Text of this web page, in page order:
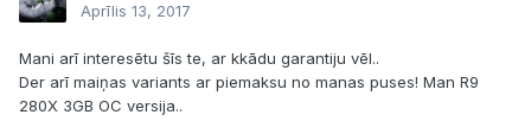
Aprīlis 13, 2017
Mani arī interesētu šīs te, ar kkādu garantiju vēl..
Der arī maiņas variants ar piemaksu no manas puses! Man R9
280X 3GB OC versija..